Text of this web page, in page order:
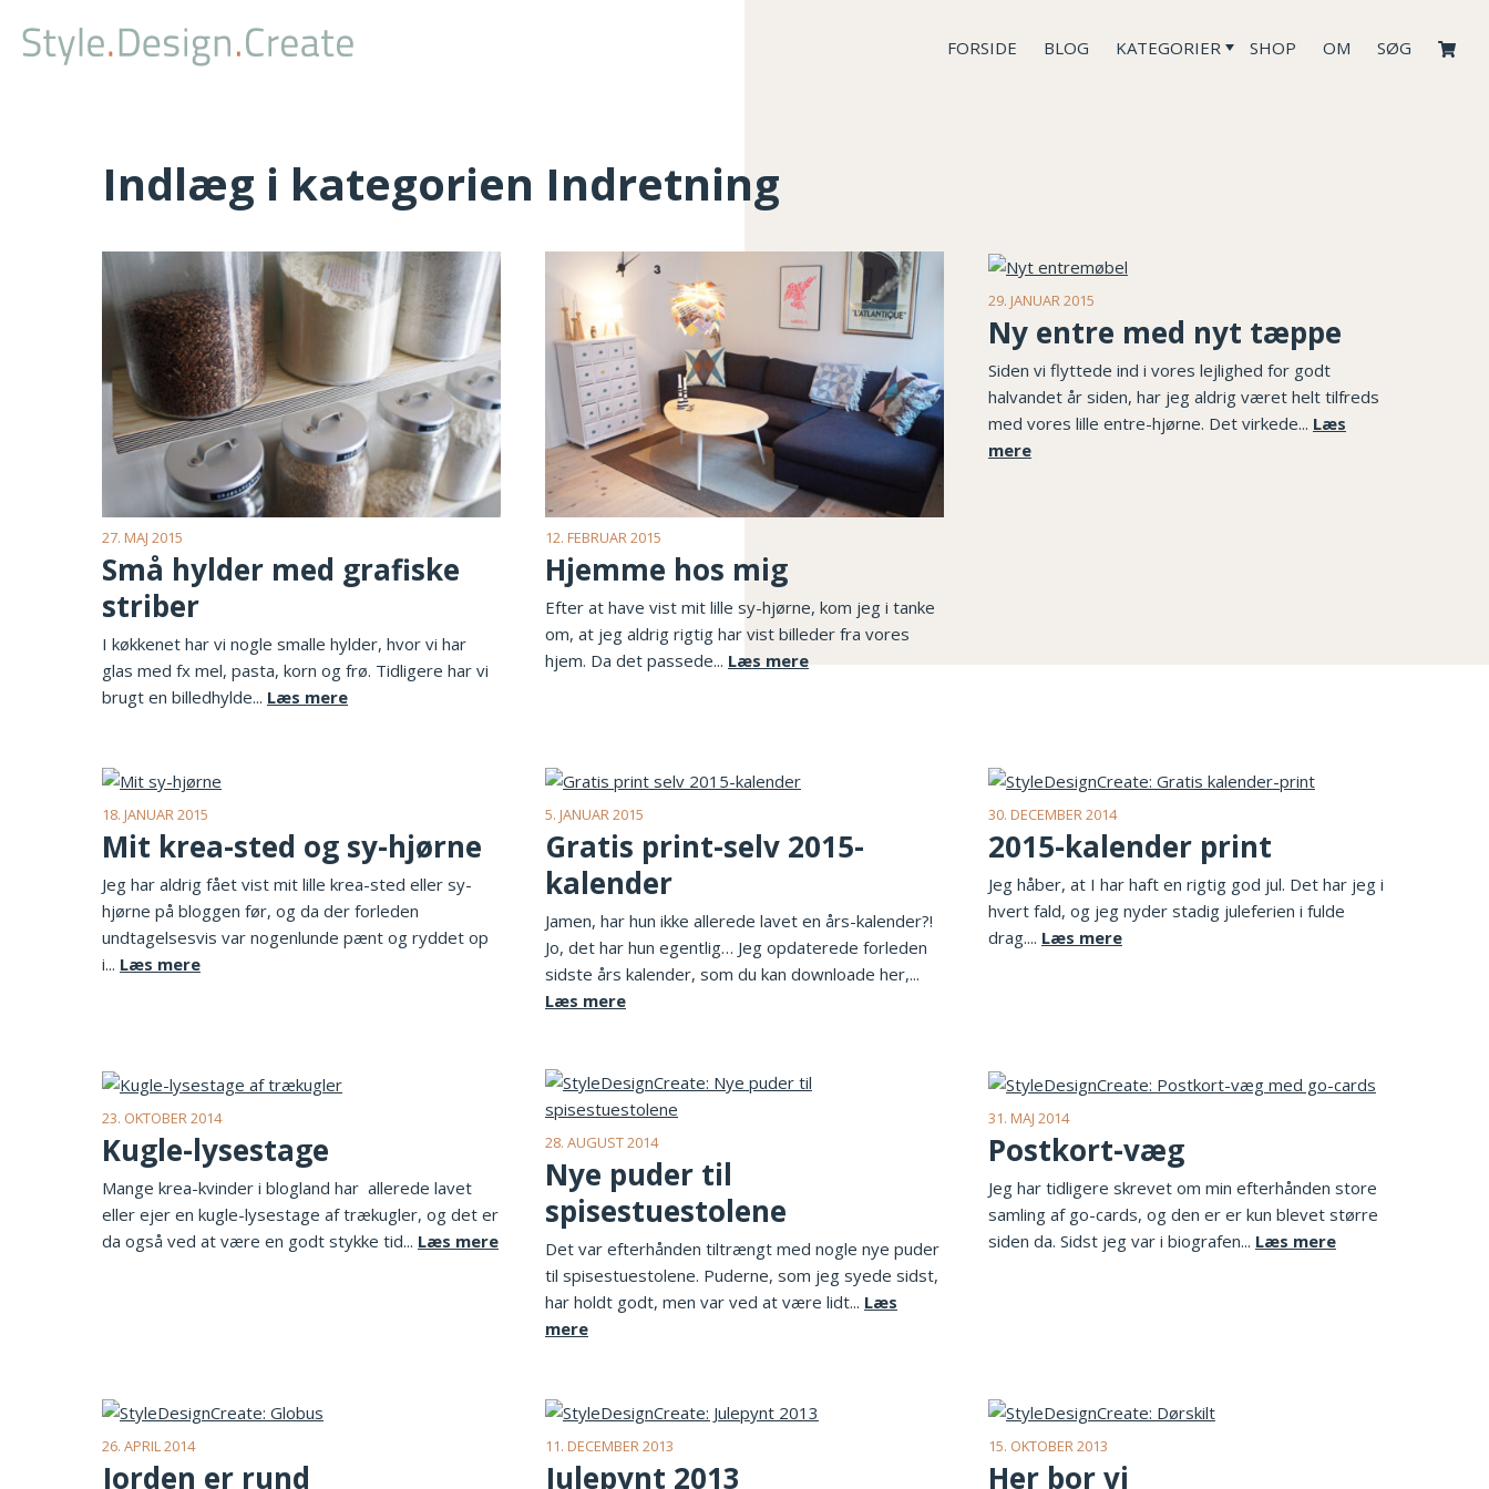
FORSIDE BLOG KATEGORIER SHOP OM SØG
Indlæg i kategorien Indretning
27. MAJ 2015
Små hylder med grafiske
striber
I køkkenet har vi nogle smalle hylder, hvor vi har
glas med fx mel, pasta, korn og frø. Tidligere har vi
brugt en billedhylde... Læs mere
12. FEBRUAR 2015
Hjemme hos mig
Efter at have vist mit lille sy-hjørne, kom jeg i tanke
om, at jeg aldrig rigtig har vist billeder fra vores
hjem. Da det passede... Læs mere
29. JANUAR 2015
Ny entre med nyt tæppe
Siden vi flyttede ind i vores lejlighed for godt
halvandet år siden, har jeg aldrig været helt tilfreds
med vores lille entre-hjørne. Det virkede... Læs
mere
18. JANUAR 2015
Mit krea-sted og sy-hjørne
Jeg har aldrig fået vist mit lille krea-sted eller sy-
hjørne på bloggen før, og da der forleden
undtagelsesvis var nogenlunde pænt og ryddet op
i... Læs mere
5. JANUAR 2015
Gratis print-selv 2015-
kalender
Jamen, har hun ikke allerede lavet en års-kalender?!
Jo, det har hun egentlig… Jeg opdaterede forleden
sidste års kalender, som du kan downloade her,...
Læs mere
30. DECEMBER 2014
2015-kalender print
Jeg håber, at I har haft en rigtig god jul. Det har jeg i
hvert fald, og jeg nyder stadig juleferien i fulde
drag.... Læs mere
23. OKTOBER 2014
Kugle-lysestage
Mange krea-kvinder i blogland har allerede lavet
eller ejer en kugle-lysestage af trækugler, og det er
da også ved at være en godt stykke tid... Læs mere
28. AUGUST 2014
Nye puder til
spisestuestolene
Det var efterhånden tiltrængt med nogle nye puder
til spisestuestolene. Puderne, som jeg syede sidst,
har holdt godt, men var ved at være lidt... Læs
mere
31. MAJ 2014
Postkort-væg
Jeg har tidligere skrevet om min efterhånden store
samling af go-cards, og den er er kun blevet større
siden da. Sidst jeg var i biografen... Læs mere
26. APRIL 2014
Jorden er rund
11. DECEMBER 2013
Julepynt 2013
15. OKTOBER 2013
Her bor vi